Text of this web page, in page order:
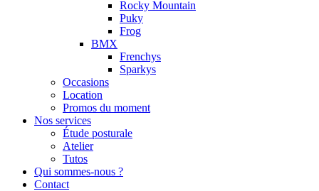
Rocky Mountain
Puky
Frog
BMX
Frenchys
Sparkys
Occasions
Location
Promos du moment
Nos services
Étude posturale
Atelier
Tutos
Qui sommes-nous ?
Contact